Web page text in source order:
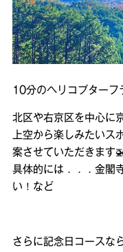
10分のヘリコプターフ
北区や右京区を中心に
上空から楽しみたいス
案させていただきます
具体的には．．．金閣
い！など
さらに記念日コースな